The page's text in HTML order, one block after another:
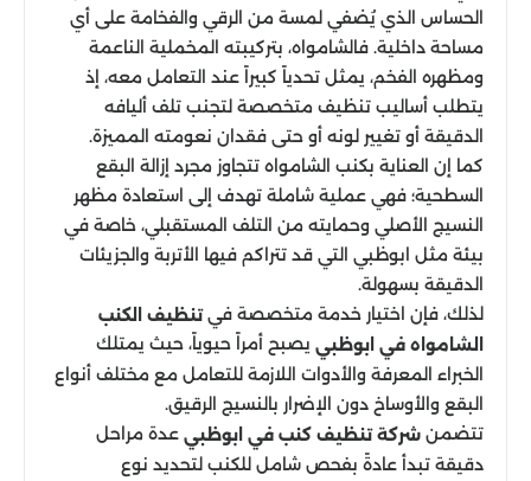
الحساس الذي يُضفي لمسة من الرقي والفخامة على أي
مساحة داخلية. فالشامواه، بتركيبته المخملية الناعمة
ومظهره الفخم، يمثل تحدياً كبيراً عند التعامل معه، إذ
يتطلب أساليب تنظيف متخصصة لتجنب تلف أليافه
الدقيقة أو تغيير لونه أو حتى فقدان نعومته المميزة.
كما إن العناية بكنب الشامواه تتجاوز مجرد إزالة البقع
السطحية؛ فهي عملية شاملة تهدف إلى استعادة مظهر
النسيج الأصلي وحمايته من التلف المستقبلي، خاصة في
بيئة مثل ابوظبي التي قد تتراكم فيها الأتربة والجزيئات
الدقيقة بسهولة.
لذلك، فإن اختيار خدمة متخصصة فيتنظيف الكنب
الشامواه في ابوظبي يصبح أمراً حيوياً، حيث يمتلك
الخبراء المعرفة والأدوات اللازمة للتعامل مع مختلف أنواع
البقع والأوساخ دون الإضرار بالنسيج الرقيق.
تتضمن شركة تنظيف كنب في ابوظبي عدة مراحل
دقيقة تبدأ عادةً بفحص شامل للكنب لتحديد نوع